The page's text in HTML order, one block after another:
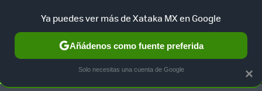
SELECCIÓN GAMING HOME AUTO TERRITORIO
×
Ya puedes ver más de Xataka MX en Google
Añádenos como fuente preferida
Solo necesitas una cuenta de Google